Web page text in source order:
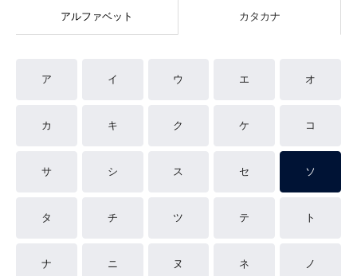
アルファベット カタカナ
ア イ ウ エ オ
カ キ ク ケ コ
サ シ ス セ ソ
タ チ ツ テ ト
ナ ニ ヌ ネ ノ